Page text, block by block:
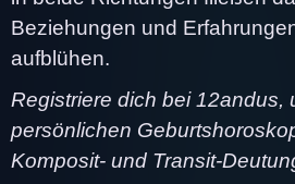
Beziehungen und
aufblühen.
Registriere dich bei 12andus,
persönlichen
Komposit- und Transit-